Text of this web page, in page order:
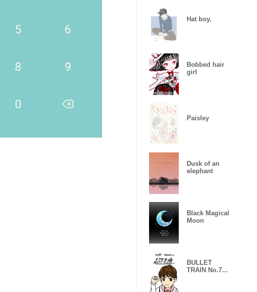
Hat boy.
Bobbed hair
girl
Paisley
Dusk of an
elephant
Black Magical
Moon
BULLET
TRAIN No.7